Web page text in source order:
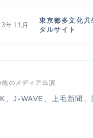
年11月
東京都多文化共
タルサイト
他のメディア出演
J-WAVE 上毛新聞